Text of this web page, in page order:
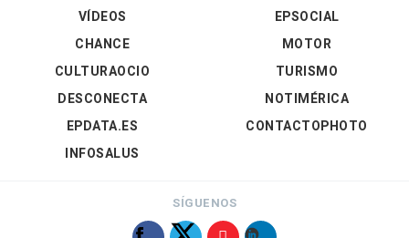
VÍDEOS
EPSOCIAL
CHANCE
CULTURAOCIO
DESCONECTA
EPDATA.ES
INFOSALUS
MOTOR
TURISMO
NOTIMÉRICA
CONTACTOPHOTO
SÍGUENOS